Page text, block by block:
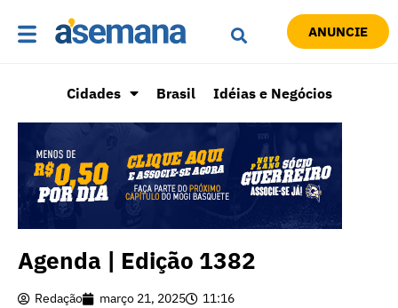
ANUNCIE
Cidades Brasil Idéias e Negócios
Agenda | Edição 1382
Redação março 21, 2025 11:16